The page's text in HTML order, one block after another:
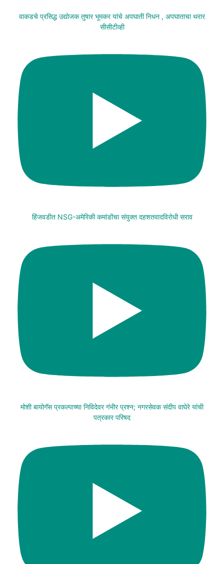
वाकडचे प्रसिद्ध उद्योजक तुषार भूमकर यांचे अपघाती निधन , अपघाताचा थरार
सीसीटीव्ही
हिंजवडीत NSG-अमेरिकी कमांडोंचा संयुक्त दहशतवादविरोधी सराव
मोशी बायोगॅस प्रकल्पाच्या निविदेवर गंभीर प्रश्न; नगरसेवक संदीप वाघेरे यांची
पत्रकार परिषद